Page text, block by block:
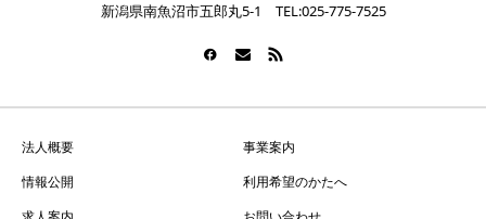
新潟県南魚沼市五郎丸5-1 TEL:025-775-7525
法人概要
事業案内
情報公開
利用希望のかたへ